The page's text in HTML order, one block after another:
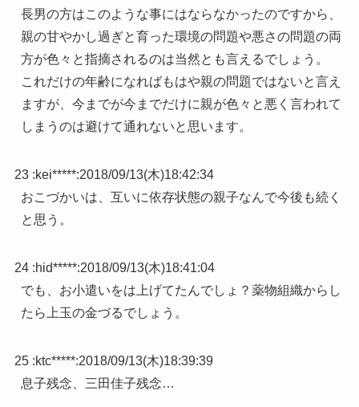
長男の方はこのような事にはならなかったのですから、
親の甘やかし過ぎと育った環境の問題や悪さの問題の両
方が色々と指摘されるのは当然とも言えるでしょう。
これだけの年齢になればもはや親の問題ではないと言え
ますが、今までが今までだけに親が色々と悪く言われて
しまうのは避けて通れないと思います。
23 :kei*****:2018/09/13(木)18:42:34
おこづかいは、互いに依存状態の親子なんで今後も続く
と思う。
24 :hid*****:2018/09/13(木)18:41:04
でも、お小遣いをは上げてたんでしょ？薬物組織からし
たら上玉の金づるでしょう。
25 :ktc*****:2018/09/13(木)18:39:39
息子残念、三田佳子残念…